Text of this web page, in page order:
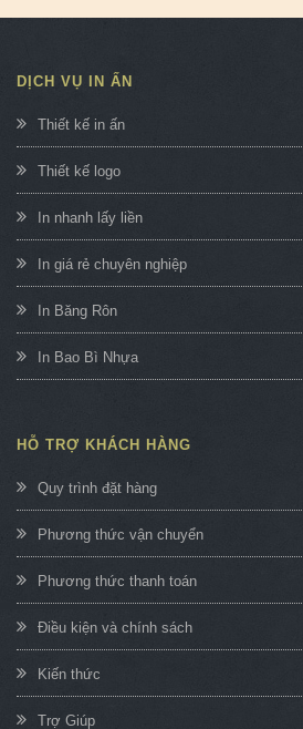
DỊCH VỤ IN ẤN
Thiết kế in ấn
Thiết kế logo
In nhanh lấy liền
In giá rẻ chuyên nghiệp
In Băng Rôn
In Bao Bì Nhựa
HỖ TRỢ KHÁCH HÀNG
Quy trình đặt hàng
Phương thức vận chuyển
Phương thức thanh toán
Điều kiện và chính sách
Kiến thức
Trợ Giúp